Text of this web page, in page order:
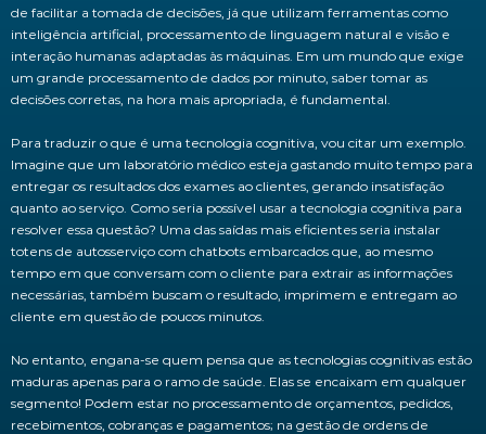
de facilitar a tomada de decisões, já que utilizam ferramentas como
inteligência artificial, processamento de linguagem natural e visão e
interação humanas adaptadas às máquinas. Em um mundo que exige
um grande processamento de dados por minuto, saber tomar as
decisões corretas, na hora mais apropriada, é fundamental.
Para traduzir o que é uma tecnologia cognitiva, vou citar um exemplo.
Imagine que um laboratório médico esteja gastando muito tempo para
entregar os resultados dos exames ao clientes, gerando insatisfação
quanto ao serviço. Como seria possível usar a tecnologia cognitiva para
resolver essa questão? Uma das saídas mais eficientes seria instalar
totens de autosserviço com chatbots embarcados que, ao mesmo
tempo em que conversam com o cliente para extrair as informações
necessárias, também buscam o resultado, imprimem e entregam ao
cliente em questão de poucos minutos.
No entanto, engana-se quem pensa que as tecnologias cognitivas estão
maduras apenas para o ramo de saúde. Elas se encaixam em qualquer
segmento! Podem estar no processamento de orçamentos, pedidos,
recebimentos, cobranças e pagamentos; na gestão de ordens de